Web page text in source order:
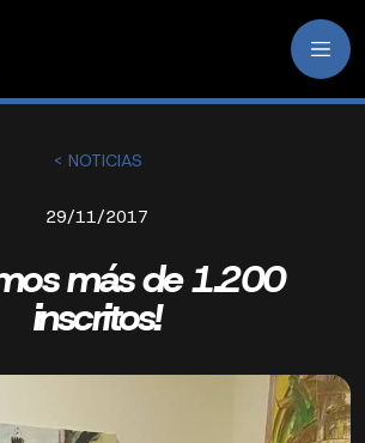
< NOTICIAS
29/11/2017
más de 1.200
inscritos!